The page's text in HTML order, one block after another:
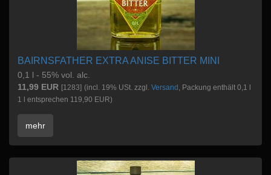
BAIRNSFATHER EXTRA ANISE BITTER MINI
0,1 l - 55% vol. alc.
11,99 EUR [1283] (incl. 19% USt. zzgl. Versand , Packung enthält 0,1 l
1 l entsprechen 119,90 EUR)
mehr